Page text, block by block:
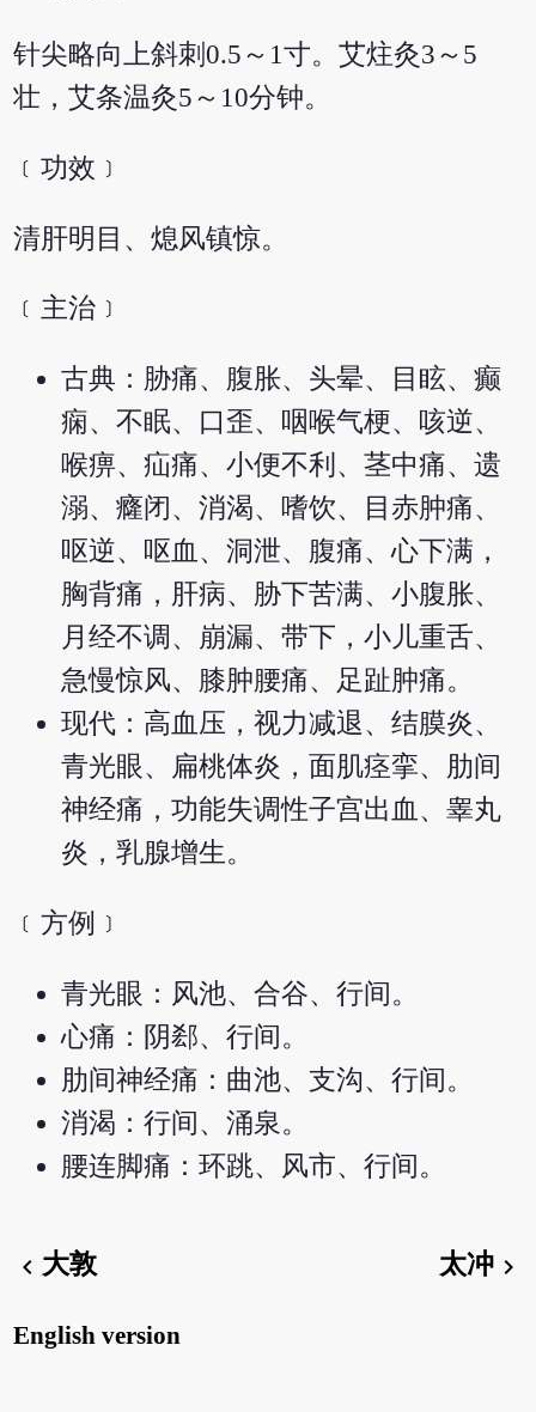
针尖略向上斜刺0.5～1寸。艾炷灸3～5
壮，艾条温灸5～10分钟。
﹝功效﹞
清肝明目、熄风镇惊。
﹝主治﹞
古典：胁痛、腹胀、头晕、目眩、癫
痫、不眠、口歪、咽喉气梗、咳逆、
喉痹、疝痛、小便不利、茎中痛、遗
溺、癃闭、消渴、嗜饮、目赤肿痛、
呕逆、呕血、洞泄、腹痛、心下满，
胸背痛，肝病、胁下苦满、小腹胀、
月经不调、崩漏、带下，小儿重舌、
急慢惊风、膝肿腰痛、足趾肿痛。
现代：高血压，视力减退、结膜炎、
青光眼、扁桃体炎，面肌痉挛、肋间
神经痛，功能失调性子宫出血、睾丸
炎，乳腺增生。
﹝方例﹞
青光眼：风池、合谷、行间。
心痛：阴郄、行间。
肋间神经痛：曲池、支沟、行间。
消渴：行间、涌泉。
腰连脚痛：环跳、风市、行间。
chevron_left大敦 太冲chevron_right
English version